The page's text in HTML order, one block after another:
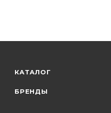
КАТАЛОГ
БРЕНДЫ